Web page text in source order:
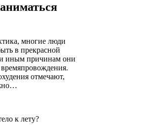
многие люди
в прекрасной
иным причинам они
отмечают,